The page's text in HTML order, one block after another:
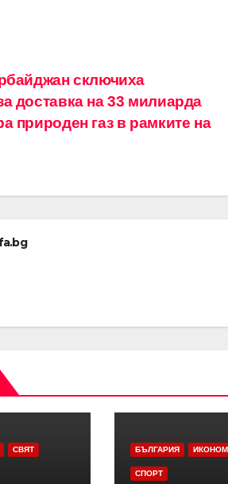
сключиха
доставка на 33 милиарда
природен газ в рамките на
СВЯТ БЪЛГАРИЯ
СПОРТ